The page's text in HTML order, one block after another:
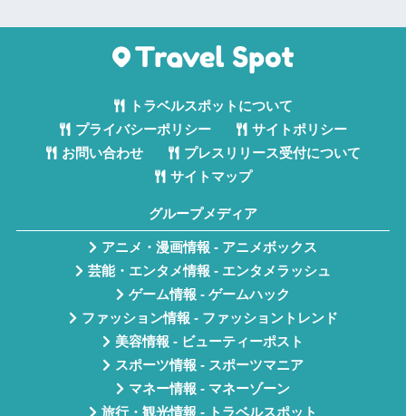
トラベルスポットについて
プライバシーポリシー
サイトポリシー
お問い合わせ
プレスリリース受付について
サイトマップ
グループメディア
アニメ・漫画情報 - アニメボックス
芸能・エンタメ情報 - エンタメラッシュ
ゲーム情報 - ゲームハック
ファッション情報 - ファッショントレンド
美容情報 - ビューティーポスト
スポーツ情報 - スポーツマニア
マネー情報 - マネーゾーン
旅行・観光情報 - トラベルスポット